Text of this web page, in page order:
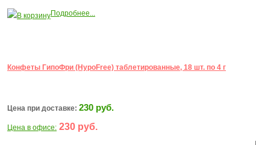
В корзинуПодробнее...
Конфеты ГипоФри (HypoFree) таблетированные, 18 шт. по 4 г
Цена при доставке: 230 руб.
Цена в офисе: 230 руб.